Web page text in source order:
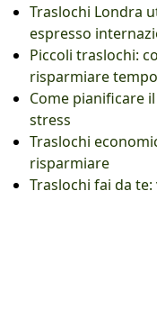
Traslochi Londra
espresso
Piccoli traslochi:
risparmiare
Come pianificare
stress
Traslochi
risparmiare
Traslochi fai da